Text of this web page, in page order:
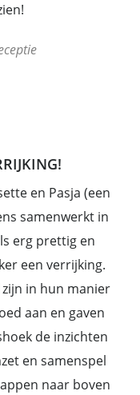
en Pasja (een
samenwerkt in
erg prettig en
een verrijking.
in hun manier
aan en gaven
de inzichten
en samenspel
naar boven